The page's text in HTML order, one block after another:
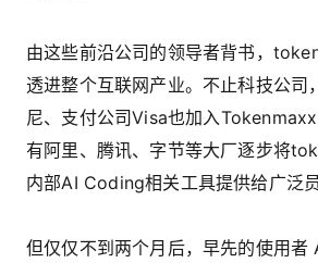
由这些前沿公司的领导者背书，
透进整个互联网产业。不止科技公司
尼、支付公司Visa也加入
有阿里、腾讯、字节等大厂逐步将
内部AI Coding相关工具提供给广泛员
但仅仅不到两个月后，早先的使用